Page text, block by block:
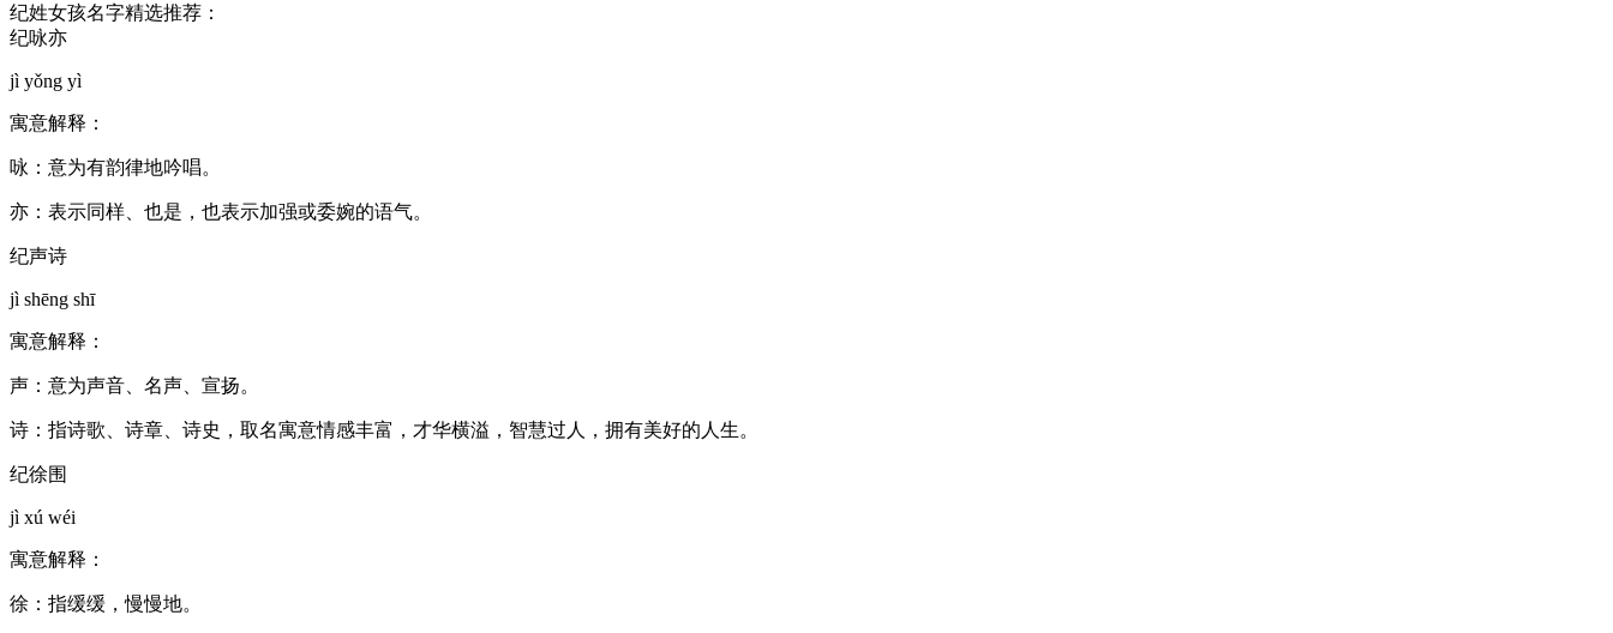
纪姓女孩名字精选推荐：
纪咏亦
jì yǒng yì
寓意解释：
咏：意为有韵律地吟唱。
亦：表示同样、也是，也表示加强或委婉的语气。
纪声诗
jì shēng shī
寓意解释：
声：意为声音、名声、宣扬。
诗：指诗歌、诗章、诗史，取名寓意情感丰富，才华横溢，智慧过人，拥有美好的人生。
纪徐围
jì xú wéi
寓意解释：
徐：指缓缓，慢慢地。